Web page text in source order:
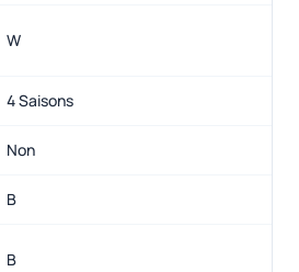
W
4 Saisons
Non
B
B